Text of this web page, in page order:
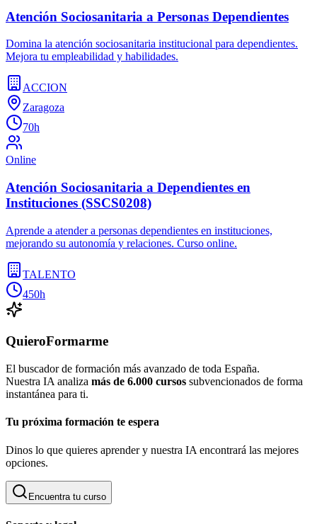
Atención Sociosanitaria a Personas Dependientes
Domina la atención sociosanitaria institucional para dependientes.
Mejora tu empleabilidad y habilidades.
ACCION
Zaragoza
70h
Online
Atención Sociosanitaria a Dependientes en
Instituciones (SSCS0208)
Aprende a atender a personas dependientes en instituciones,
mejorando su autonomía y relaciones. Curso online.
TALENTO
450h
QuieroFormarme
El buscador de formación más avanzado de toda España.
Nuestra IA analiza más de 6.000 cursos subvencionados de forma
instantánea para ti.
Tu próxima formación te espera
Dinos lo que quieres aprender y nuestra IA encontrará las mejores
opciones.
Encuentra tu curso